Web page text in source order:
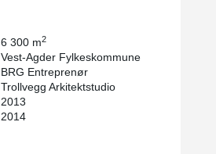
6 300 m2
Vest-Agder Fylkeskommune
BRG Entreprenør
Trollvegg Arkitektstudio
2013
2014